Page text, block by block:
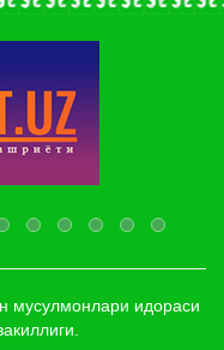
мусулмонлари идораси